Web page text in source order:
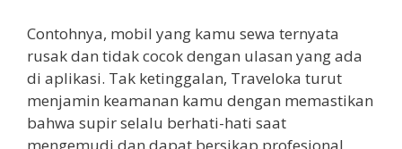
Contohnya, mobil yang kamu sewa ternyata
rusak dan tidak cocok dengan ulasan yang ada
di aplikasi. Tak ketinggalan, Traveloka turut
menjamin keamanan kamu dengan memastikan
bahwa supir selalu berhati-hati saat